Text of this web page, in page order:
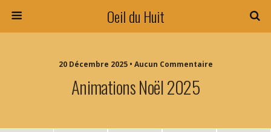
Oeil du Huit
20 Décembre 2025 • Aucun Commentaire
Animations Noël 2025